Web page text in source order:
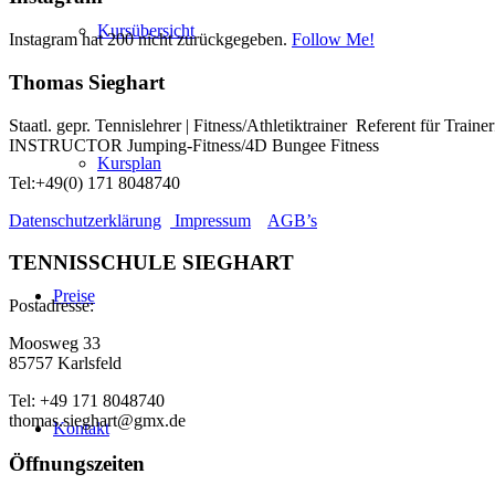
Kursübersicht
Kursplan
Preise
Kontakt
Instagram hat 200 nicht zurückgegeben. Follow Me!
Thomas Sieghart
Staatl. gepr. Tennislehrer | Fitness/Athletiktrainer Referent für
INSTRUCTOR Jumping-Fitness/4D Bungee Fitness
Tel:+49(0) 171 8048740
Datenschutzerklärung
Impressum AGB’s
TENNISSCHULE SIEGHART
Postadresse:
Moosweg 33
85757 Karlsfeld
Tel: +49 171 8048740
thomas.sieghart@gmx.de
Öffnungszeiten